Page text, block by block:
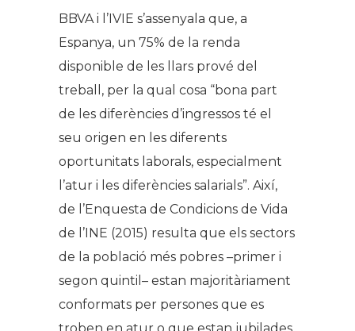
BBVA i l’IVIE s’assenyala que, a
Espanya, un 75% de la renda
disponible de les llars prové del
treball, per la qual cosa “bona part
de les diferències d’ingressos té el
seu origen en les diferents
oportunitats laborals, especialment
l’atur i les diferències salarials”. Així,
de l’Enquesta de Condicions de Vida
de l’INE (2015) resulta que els sectors
de la població més pobres –primer i
segon quintil– estan majoritàriament
conformats per persones que es
troben en atur o que estan jubilades.